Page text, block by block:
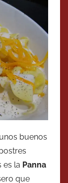
buenos
es la Panna
que